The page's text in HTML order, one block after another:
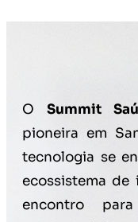
O Summit
pioneira em
tecnologia se
ecossistema de
encontro